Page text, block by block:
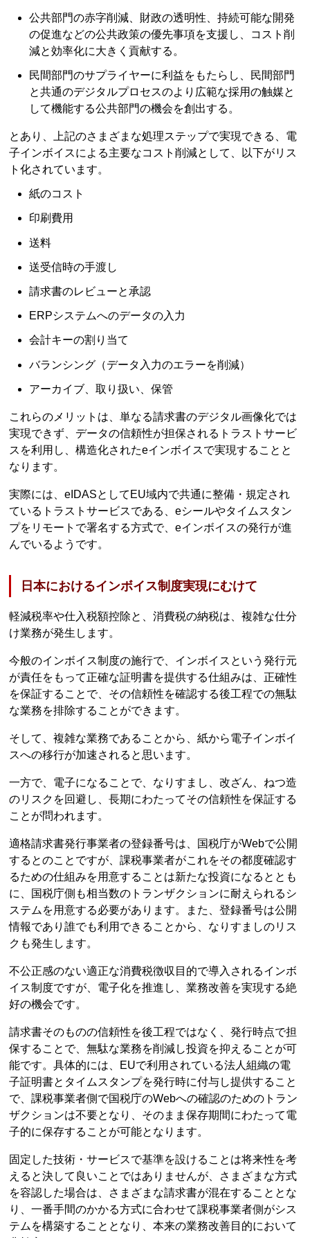
公共部門の赤字削減、財政の透明性、持続可能な開発
の促進などの公共政策の優先事項を支援し、コスト削
減と効率化に大きく貢献する。
民間部門のサプライヤーに利益をもたらし、民間部門
と共通のデジタルプロセスのより広範な採用の触媒と
して機能する公共部門の機会を創出する。
とあり、上記のさまざまな処理ステップで実現できる、電
子インボイスによる主要なコスト削減として、以下がリス
ト化されています。
紙のコスト
印刷費用
送料
送受信時の手渡し
請求書のレビューと承認
ERPシステムへのデータの入力
会計キーの割り当て
バランシング（データ入力のエラーを削減）
アーカイブ、取り扱い、保管
これらのメリットは、単なる請求書のデジタル画像化では
実現できず、データの信頼性が担保されるトラストサービ
スを利用し、構造化されたeインボイスで実現することと
なります。
実際には、eIDASとしてEU域内で共通に整備・規定され
ているトラストサービスである、eシールやタイムスタン
プをリモートで署名する方式で、eインボイスの発行が進
んでいるようです。
日本におけるインボイス制度実現にむけて
軽減税率や仕入税額控除と、消費税の納税は、複雑な仕分
け業務が発生します。
今般のインボイス制度の施行で、インボイスという発行元
が責任をもって正確な証明書を提供する仕組みは、正確性
を保証することで、その信頼性を確認する後工程での無駄
な業務を排除することができます。
そして、複雑な業務であることから、紙から電子インボイ
スへの移行が加速されると思います。
一方で、電子になることで、なりすまし、改ざん、ねつ造
のリスクを回避し、長期にわたってその信頼性を保証する
ことが問われます。
適格請求書発行事業者の登録番号は、国税庁がWebで公開
するとのことですが、課税事業者がこれをその都度確認す
るための仕組みを用意することは新たな投資になるととも
に、国税庁側も相当数のトランザクションに耐えられるシ
ステムを用意する必要があります。また、登録番号は公開
情報であり誰でも利用できることから、なりすましのリス
クも発生します。
不公正感のない適正な消費税徴収目的で導入されるインボ
イス制度ですが、電子化を推進し、業務改善を実現する絶
好の機会です。
請求書そのものの信頼性を後工程ではなく、発行時点で担
保することで、無駄な業務を削減し投資を抑えることが可
能です。具体的には、EUで利用されている法人組織の電
子証明書とタイムスタンプを発行時に付与し提供すること
で、課税事業者側で国税庁のWebへの確認のためのトラン
ザクションは不要となり、そのまま保存期間にわたって電
子的に保存することが可能となります。
固定した技術・サービスで基準を設けることは将来性を考
えると決して良いことではありませんが、さまざまな方式
を容認した場合は、さまざまな請求書が混在することとな
り、一番手間のかかる方式に合わせて課税事業者側がシス
テムを構築することとなり、本来の業務改善目的において